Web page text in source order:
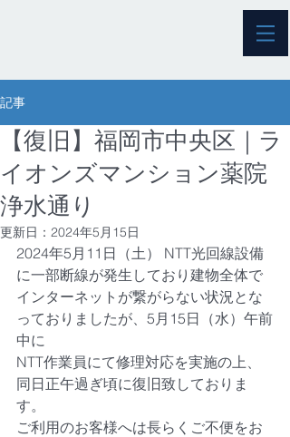
記事
【復旧】福岡市中央区｜ラ
イオンズマンション薬院
浄水通り
更新日： 2024年5月15日
2024年5月11日（土） NTT光回線設備
に一部断線が発生しており建物全体で
インターネットが繋がらない状況とな
っておりましたが、5月15日（水）午前
中に
NTT作業員にて修理対応を実施の上、
同日正午過ぎ頃に復旧致しておりま
す。
ご利用のお客様へは長らくご不便をお